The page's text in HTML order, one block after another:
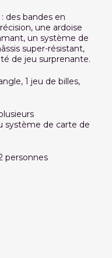
des bandes en
une ardoise
un système de
super-résistant,
de jeu surprenante.
1 jeu de billes,
système de carte de
personnes